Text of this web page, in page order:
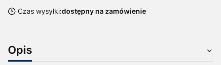
Czas wysyłki:dostępny na zamówienie
Opis